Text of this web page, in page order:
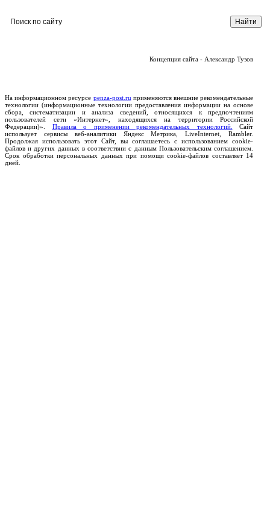
Концепция сайта - Александр Тузов
На информационном ресурсе penza-post.ru применяются внешние рекомендательные
технологии (информационные технологии предоставления информации на основе
сбора, систематизации и анализа сведений, относящихся к предпочтениям
пользователей сети «Интернет», находящихся на территории Российской
Федерации)». Правила о применении рекомендательных технологий.
Сайт
использует сервисы веб-аналитики Яндекс Метрика, LiveInternet, Rambler.
Продолжая использовать этот Сайт, вы соглашаетесь с использованием cookie-
файлов и других данных в соответствии с данным Пользовательским соглашением.
Срок обработки персональных данных при помощи cookie-файлов составляет 14
дней.